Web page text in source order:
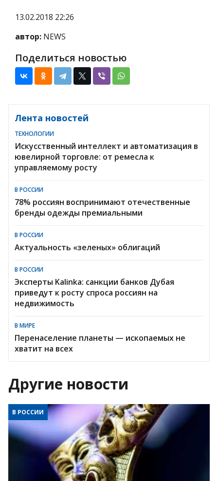
13.02.2018 22:26
автор: NEWS
Поделиться новостью
Лента новостей
ТЕХНОЛОГИИ
Искусственный интеллект и автоматизация в
ювелирной торговле: от ремесла к
управляемому росту
В РОССИИ
78% россиян воспринимают отечественные
бренды одежды премиальными
В РОССИИ
Актуальность «зеленых» облигаций
В РОССИИ
Эксперты Kalinka: санкции банков Дубая
приведут к росту спроса россиян на
недвижимость
В МИРЕ
Перенаселение планеты — ископаемых не
хватит на всех
Другие новости
В РОССИИ